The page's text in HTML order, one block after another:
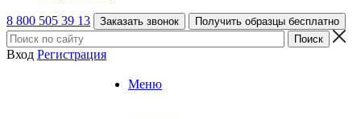
8 800 505 39 13 Заказать звонок Получить образцы бесплатно
Вход Регистрация
Меню